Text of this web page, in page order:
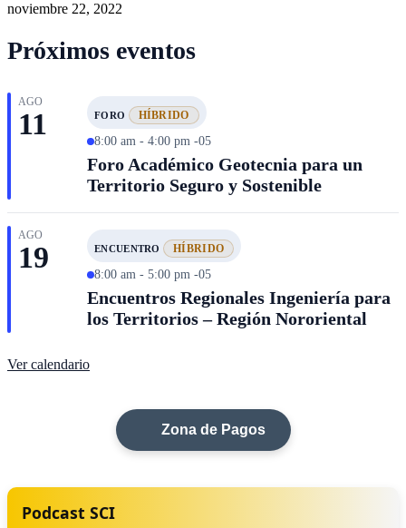
noviembre 22, 2022
Próximos eventos
AGO
11 FORO HÍBRIDO
8:00 am - 4:00 pm -05
Foro Académico Geotecnia para un
Territorio Seguro y Sostenible
AGO
19 ENCUENTRO HÍBRIDO
8:00 am - 5:00 pm -05
Encuentros Regionales Ingeniería para
los Territorios – Región Nororiental
Ver calendario
Zona de Pagos
Podcast SCI